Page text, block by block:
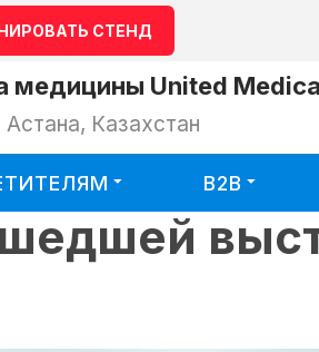
СТЕНД
United
Астана, Казахстан
B2B